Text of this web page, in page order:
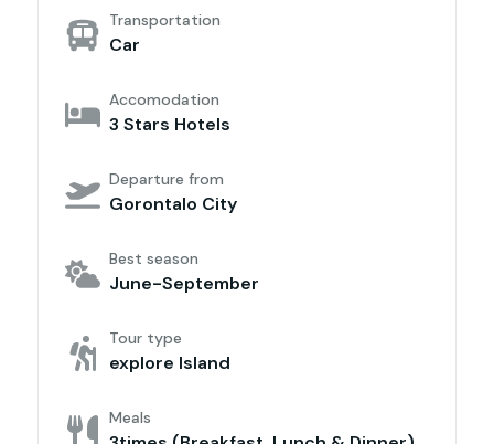
Transportation
Car
Accomodation
3 Stars Hotels
Departure from
Gorontalo City
Best season
June-September
Tour type
explore Island
Meals